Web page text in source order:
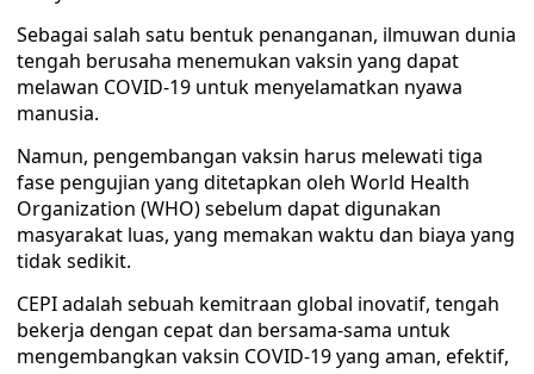
Sebagai salah satu bentuk penanganan, ilmuwan dunia
tengah berusaha menemukan vaksin yang dapat
melawan COVID-19 untuk menyelamatkan nyawa
manusia.
Namun, pengembangan vaksin harus melewati tiga
fase pengujian yang ditetapkan oleh World Health
Organization (WHO) sebelum dapat digunakan
masyarakat luas, yang memakan waktu dan biaya yang
tidak sedikit.
CEPI adalah sebuah kemitraan global inovatif, tengah
bekerja dengan cepat dan bersama-sama untuk
mengembangkan vaksin COVID-19 yang aman, efektif,